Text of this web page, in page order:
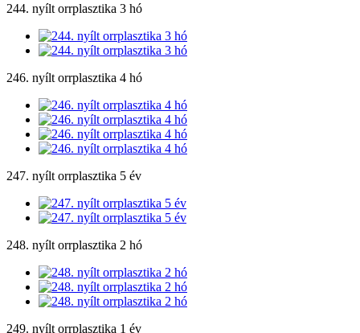
244. nyílt orrplasztika 3 hó
246. nyílt orrplasztika 4 hó
247. nyílt orrplasztika 5 év
248. nyílt orrplasztika 2 hó
249. nyílt orrplasztika 1 év